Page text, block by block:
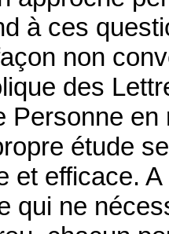
à ces
non
des
Personne
étude
et efficace.
qui ne